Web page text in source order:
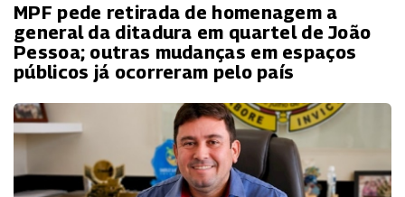
MPF pede retirada de homenagem a
general da ditadura em quartel de João
Pessoa; outras mudanças em espaços
públicos já ocorreram pelo país